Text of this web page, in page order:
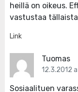
heillä on oikeus.
vastustaa
Link
Tuomas
12.3.2012
Sosiaalituen